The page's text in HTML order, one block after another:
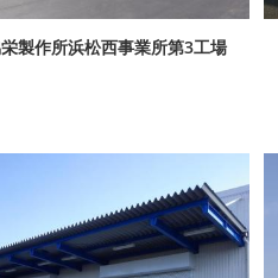
製作所浜松西事業所第3工場